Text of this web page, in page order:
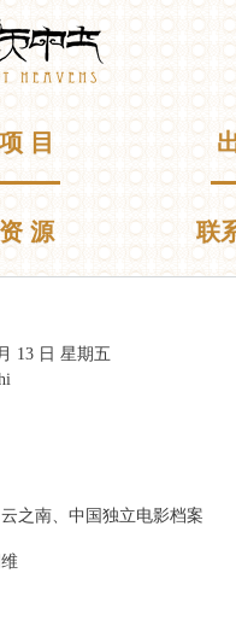
项 目
资 源 联
13 日 星期五
之南、中国独立电影档案